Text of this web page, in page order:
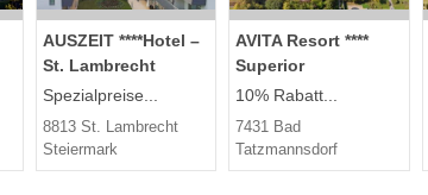
AUSZEIT ****Hotel –
St. Lambrecht
Spezialpreise...
8813 St. Lambrecht
Steiermark
AVITA Resort ​****
Superior
10% Rabatt...
7431 Bad
Tatzmannsdorf